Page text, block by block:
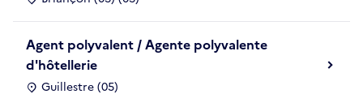
Agent polyvalent / Agente polyvalente
d'hôtellerie
Guillestre (05)